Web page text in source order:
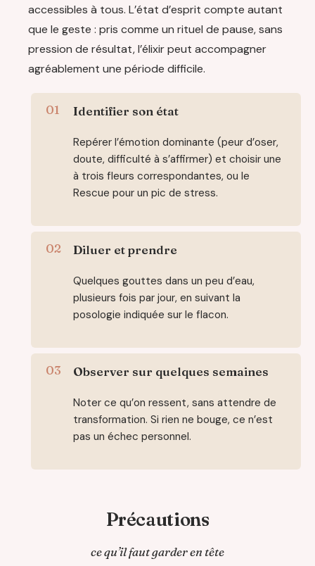
accessibles à tous. L’état d’esprit compte autant
que le geste : pris comme un rituel de pause, sans
pression de résultat, l’élixir peut accompagner
agréablement une période difficile.
Identifier son état
Repérer l’émotion dominante (peur d’oser,
doute, difficulté à s’affirmer) et choisir une
à trois fleurs correspondantes, ou le
Rescue pour un pic de stress.
Diluer et prendre
Quelques gouttes dans un peu d’eau,
plusieurs fois par jour, en suivant la
posologie indiquée sur le flacon.
Observer sur quelques semaines
Noter ce qu’on ressent, sans attendre de
transformation. Si rien ne bouge, ce n’est
pas un échec personnel.
Précautions
ce qu’il faut garder en tête